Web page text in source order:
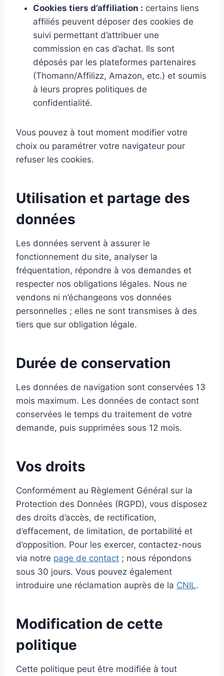
Cookies tiers d’affiliation : certains liens
affiliés peuvent déposer des cookies de
suivi permettant d’attribuer une
commission en cas d’achat. Ils sont
déposés par les plateformes partenaires
(Thomann/Affilizz, Amazon, etc.) et soumis
à leurs propres politiques de
confidentialité.
Vous pouvez à tout moment modifier votre
choix ou paramétrer votre navigateur pour
refuser les cookies.
Utilisation et partage des
données
Les données servent à assurer le
fonctionnement du site, analyser la
fréquentation, répondre à vos demandes et
respecter nos obligations légales. Nous ne
vendons ni n’échangeons vos données
personnelles ; elles ne sont transmises à des
tiers que sur obligation légale.
Durée de conservation
Les données de navigation sont conservées 13
mois maximum. Les données de contact sont
conservées le temps du traitement de votre
demande, puis supprimées sous 12 mois.
Vos droits
Conformément au Règlement Général sur la
Protection des Données (RGPD), vous disposez
des droits d’accès, de rectification,
d’effacement, de limitation, de portabilité et
d’opposition. Pour les exercer, contactez-nous
via notre page de contact ; nous répondons
sous 30 jours. Vous pouvez également
introduire une réclamation auprès de la CNIL.
Modification de cette
politique
Cette politique peut être modifiée à tout